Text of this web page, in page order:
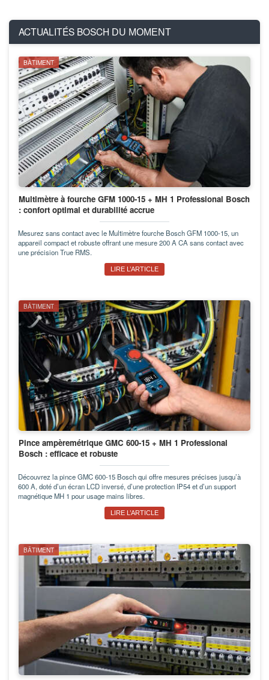
ACTUALITÉS BOSCH DU MOMENT
BÂTIMENT
Multimètre à fourche GFM 1000-15 + MH 1 Professional Bosch
: confort optimal et durabilité accrue
Mesurez sans contact avec le Multimètre fourche Bosch GFM 1000-15, un
appareil compact et robuste offrant une mesure 200 A CA sans contact avec
une précision True RMS.
LIRE L’ARTICLE
BÂTIMENT
Pince ampèremétrique GMC 600-15 + MH 1 Professional
Bosch : efficace et robuste
Découvrez la pince GMC 600-15 Bosch qui offre mesures précises jusqu’à
600 A, doté d’un écran LCD inversé, d’une protection IP54 et d’un support
magnétique MH 1 pour usage mains libres.
LIRE L’ARTICLE
BÂTIMENT